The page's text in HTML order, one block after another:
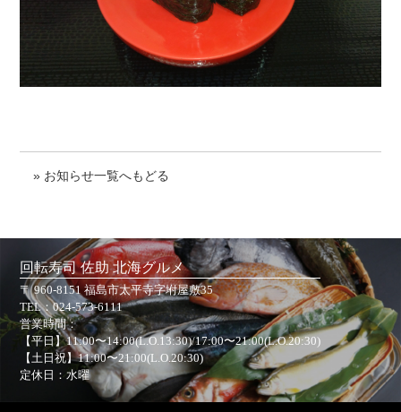
» お知らせ一覧へもどる
回転寿司 佐助 北海グルメ
〒 960-8151 福島市太平寺字坿屋敷35
TEL：024-573-6111
営業時間：
【平日】11:00〜14:00(L.O.13:30)/17:00〜21:00(L.O.20:30)
【土日祝】11:00〜21:00(L.O.20:30)
定休日：水曜